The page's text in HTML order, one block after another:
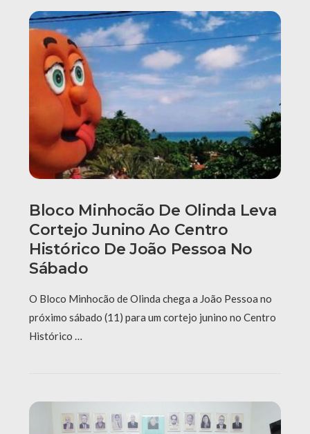
Bloco Minhocão De Olinda Leva
Cortejo Junino Ao Centro
Histórico De João Pessoa No
Sábado
O Bloco Minhocão de Olinda chega a João Pessoa no
próximo sábado (11) para um cortejo junino no Centro
Histórico …